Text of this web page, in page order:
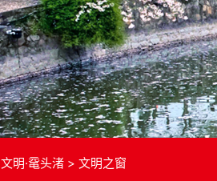
文明·鼋头渚 > 文明之窗